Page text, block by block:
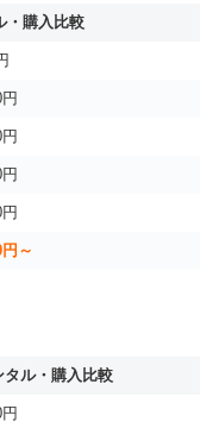
・購入比較
～
ル・購入比較